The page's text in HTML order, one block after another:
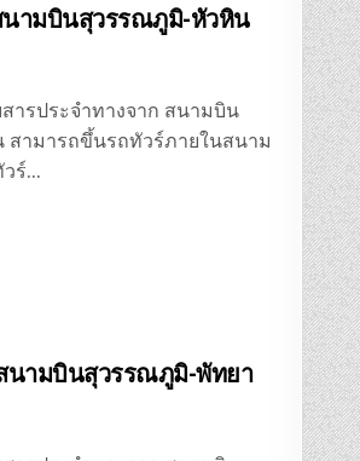
สนามบินสุวรรณภูมิ-หัวหิน
นาม
สารประจำทางจาก สนามบิน
สามารถขึ้นรถทัวร์ภายในสนาม
ร์…
สนามบินสุวรรณภูมิ-พัทยา